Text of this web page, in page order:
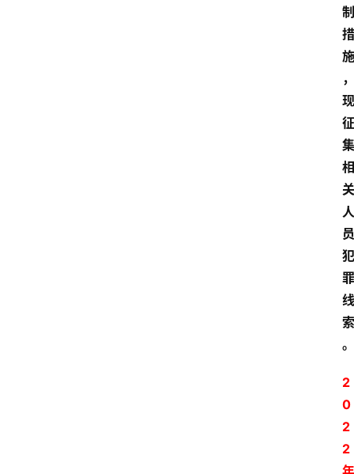
制
措
施
，
现
征
集
相
关
人
员
犯
罪
线
索
。
2
0
2
2
年